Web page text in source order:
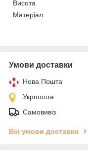
Висота
Матеріал
Умови доставки
Нова Пошта
Укрпошта
Самовивіз
Всі умови доставки